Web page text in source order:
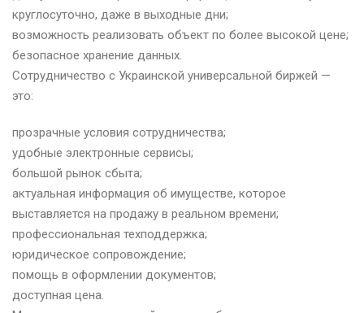
круглосуточно, даже в выходные дни;
возможность реализовать объект по более высокой цене;
безопасное хранение данных.
Сотрудничество с Украинской универсальной биржей —
это:
прозрачные условия сотрудничества;
удобные электронные сервисы;
большой рынок сбыта;
актуальная информация об имуществе, которое
выставляется на продажу в реальном времени;
профессиональная техподдержка;
юридическое сопровождение;
помощь в оформлении документов;
доступная цена.